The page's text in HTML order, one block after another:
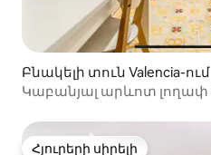
Բնակելի տուն Valencia-ում
Կաբանյալ արևոտ լողափ A/C լողափից 250 մ
Հյուրերի սիրելի